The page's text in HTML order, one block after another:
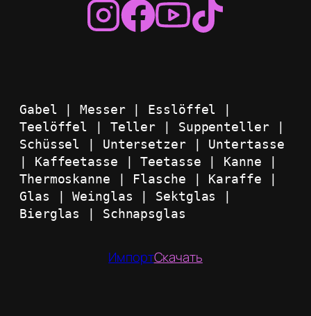
Gabel | Messer | Esslöffel |
Teelöffel | Teller | Suppenteller |
Schüssel | Untersetzer | Untertasse
| Kaffeetasse | Teetasse | Kanne |
Thermoskanne | Flasche | Karaffe |
Glas | Weinglas | Sektglas |
Bierglas | Schnapsglas
ИмпортСкачать